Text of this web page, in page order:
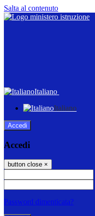
Salta al contenuto
Italiano
Italiano
Accedi
Accedi
button close ×
Password dimenticata?